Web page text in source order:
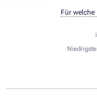
Für welche